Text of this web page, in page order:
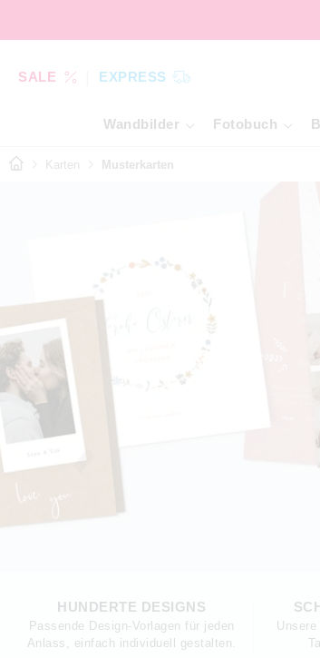
SALE EXPRESS
Wandbilder Fotobuch
Karten Musterkarten
HUNDERTE DESIGNS
Passende Design-Vorlagen für jeden
Anlass, einfach individuell gestalten.